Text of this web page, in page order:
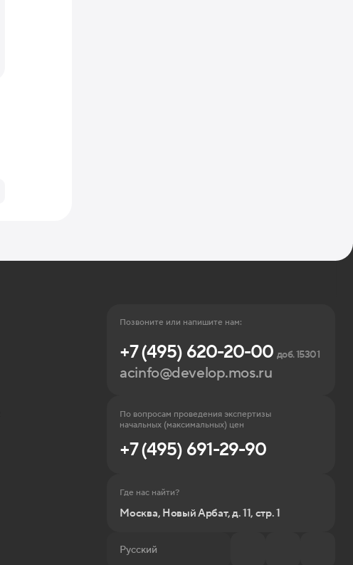
Позвоните или напишите нам:
+7 (495) 620-20-00 доб. 15301
acinfo@develop.mos.ru
По вопросам проведения экспертизы
начальных (максимальных) цен
+7 (495) 691-29-90
Где нас найти?
Москва, Новый Арбат, д. 11, стр. 1
Русский